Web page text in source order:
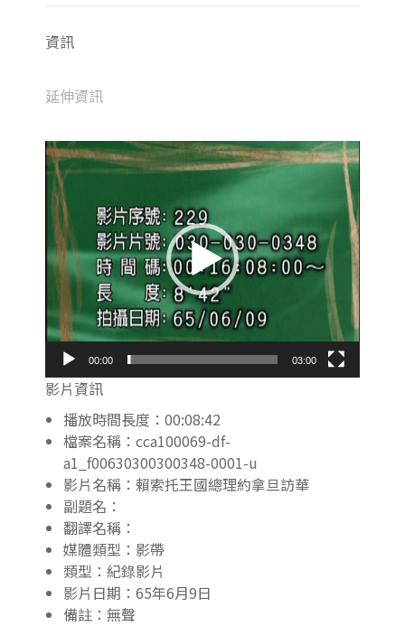
資訊
延伸資訊
視
訊
播
放
器
00:00 03:00
影片資訊
播放時間長度：00:08:42
檔案名稱：cca100069-df-
a1_f00630300300348-0001-u
影片名稱：賴索托王國總理約拿旦訪華
副題名：
翻譯名稱：
媒體類型：影帶
類型：紀錄影片
影片日期：65年6月9日
備註：無聲